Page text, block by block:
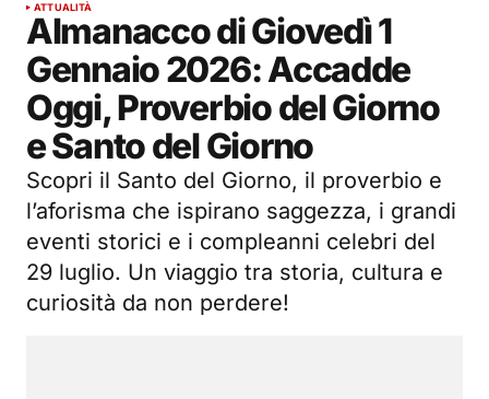
ATTUALITÀ
Almanacco di Giovedì 1
Gennaio 2026: Accadde
Oggi, Proverbio del Giorno
e Santo del Giorno
Scopri il Santo del Giorno, il proverbio e
l’aforisma che ispirano saggezza, i grandi
eventi storici e i compleanni celebri del
29 luglio. Un viaggio tra storia, cultura e
curiosità da non perdere!